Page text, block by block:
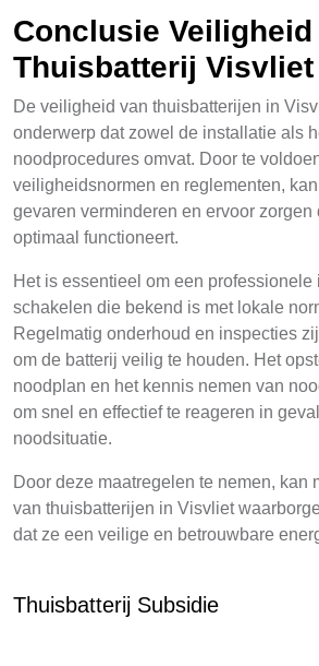
Conclusie Veiligheid
Thuisbatterij Visvliet
De veiligheid van thuisbatterijen in
onderwerp dat zowel de installatie als
noodprocedures omvat. Door te
veiligheidsnormen en reglementen,
gevaren verminderen en ervoor zorgen
optimaal functioneert.
Het is essentieel om een professionele
schakelen die bekend is met lokale
Regelmatig onderhoud en inspecties
om de batterij veilig te houden. Het
noodplan en het kennis nemen van
om snel en effectief te reageren in
noodsituatie.
Door deze maatregelen te nemen, kan
van thuisbatterijen in Visvliet
dat ze een veilige en betrouwbare
Thuisbatterij Subsidie